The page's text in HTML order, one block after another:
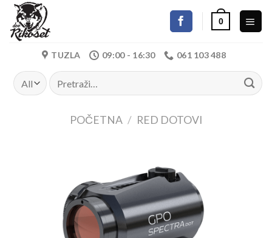
Skip
content
0
TUZLA 09:00 - 16:30 061 103 488
Pretraži:
POČETNA / RED DOTOVI